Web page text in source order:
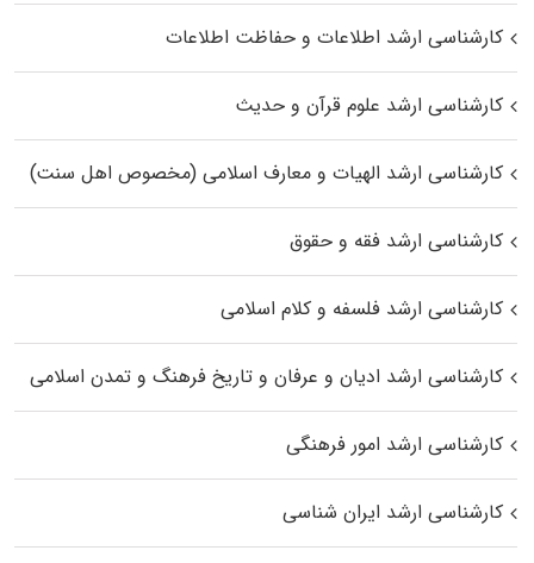
کارشناسی ارشد اطلاعات و حفاظت اطلاعات
کارشناسی ارشد علوم قرآن و حدیث
کارشناسی ارشد الهیات و معارف اسلامی (مخصوص اهل سنت)
کارشناسی ارشد فقه و حقوق
کارشناسی ارشد فلسفه و کلام اسلامی
کارشناسی ارشد ادیان و عرفان و تاریخ فرهنگ و تمدن اسلامی
کارشناسی ارشد امور فرهنگی
کارشناسی ارشد ایران شناسی